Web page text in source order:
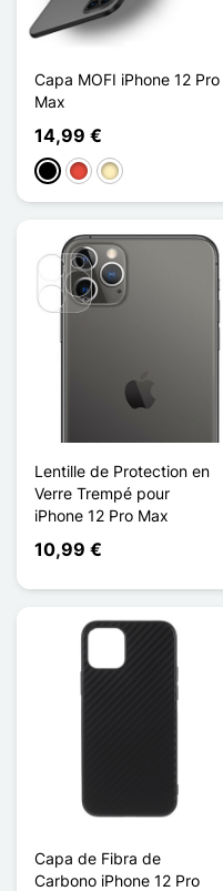
Capa MOFI iPhone 12 Pro
Max
14,99 €
PretoVermelho
Ouro
Lentille de Protection en
Verre Trempé pour
iPhone 12 Pro Max
10,99 €
Capa de Fibra de
Carbono iPhone 12 Pro